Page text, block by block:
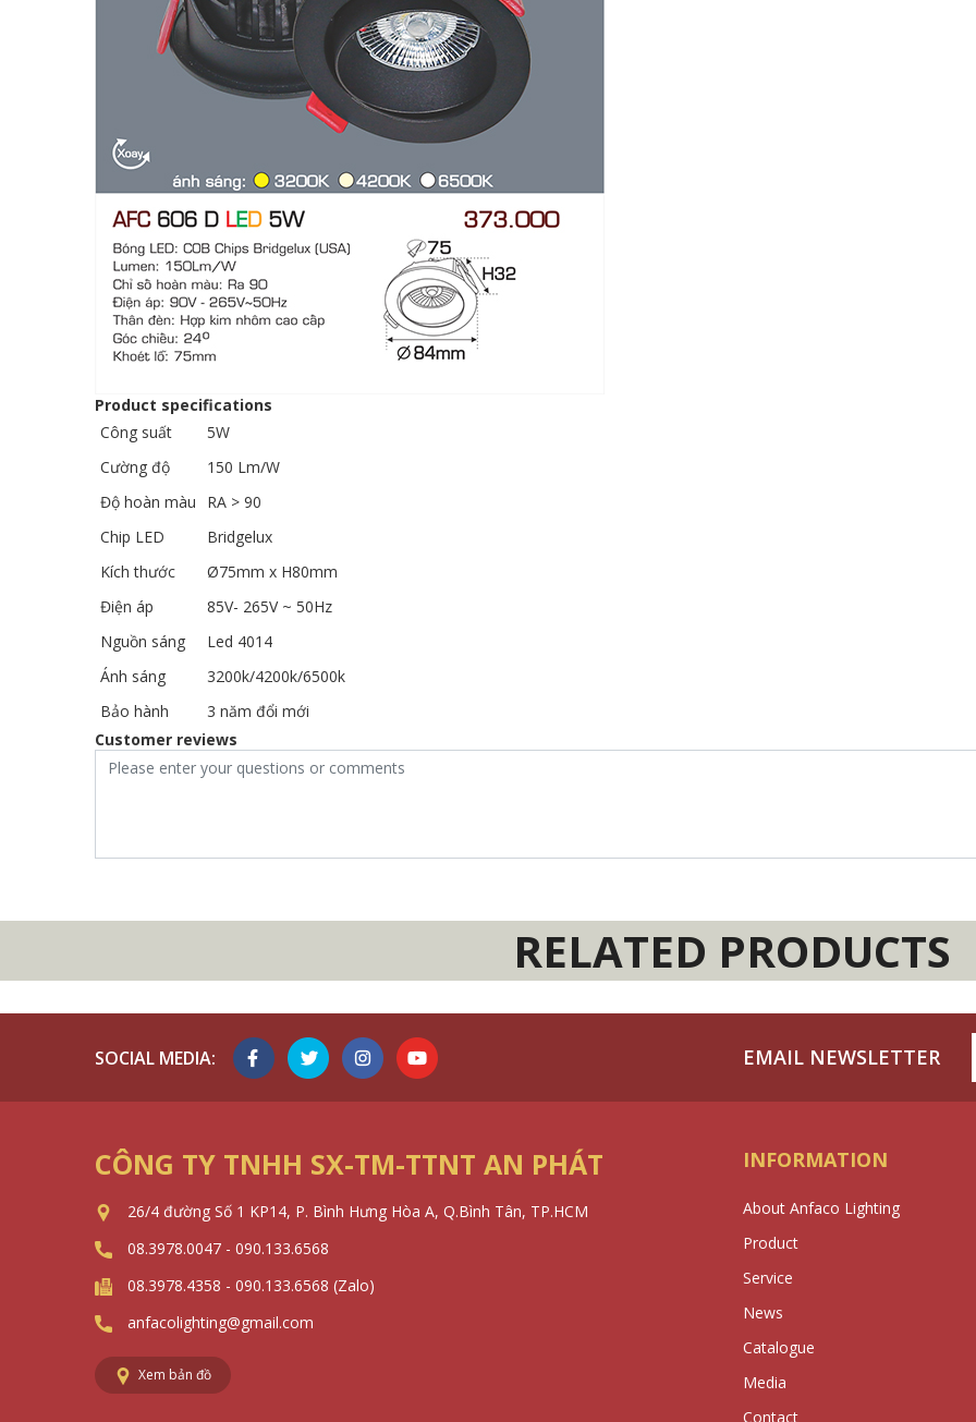
Product specifications
Công suất
5W
Cường độ
150 Lm/W
Độ hoàn màu
RA > 90
Chip LED
Bridgelux
Kích thước
Ø75mm x H80mm
Điện áp
85V- 265V ~ 50Hz
Nguồn sáng
Led 4014
Ánh sáng
3200k/4200k/6500k
Bảo hành
3 năm đổi mới
Customer reviews
RELATED PRODUCTS
SOCIAL MEDIA: EMAIL NEWSLETTER
CÔNG TY TNHH SX-TM-TTNT AN PHÁT
26/4 đường Số 1 KP14, P. Bình Hưng Hòa A, Q.Bình Tân, TP.HCM
08.3978.0047 - 090.133.6568
08.3978.4358 - 090.133.6568 (Zalo)
anfacolighting@gmail.com
Xem bản đồ
INFORMATION
About Anfaco Lighting
Product
Service
News
Catalogue
Media
Contact